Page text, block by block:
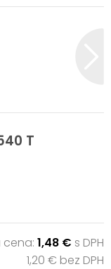
T
cena: 1,48 € s DPH
1,20 € bez DPH